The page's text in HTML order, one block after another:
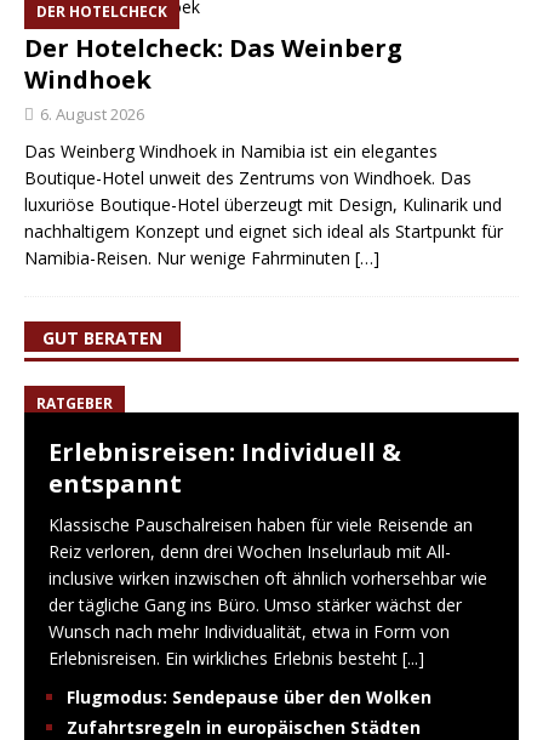
DER HOTELCHECK
Der Hotelcheck: Das Weinberg
Windhoek
6. August 2026
Das Weinberg Windhoek in Namibia ist ein elegantes
Boutique-Hotel unweit des Zentrums von Windhoek. Das
luxuriöse Boutique-Hotel überzeugt mit Design, Kulinarik und
nachhaltigem Konzept und eignet sich ideal als Startpunkt für
Namibia-Reisen. Nur wenige Fahrminuten […]
GUT BERATEN
RATGEBER
Erlebnisreisen: Individuell &
entspannt
Klassische Pauschalreisen haben für viele Reisende an
Reiz verloren, denn drei Wochen Inselurlaub mit All-
inclusive wirken inzwischen oft ähnlich vorhersehbar wie
der tägliche Gang ins Büro. Umso stärker wächst der
Wunsch nach mehr Individualität, etwa in Form von
Erlebnisreisen. Ein wirkliches Erlebnis besteht [...]
Flugmodus: Sendepause über den Wolken
Zufahrtsregeln in europäischen Städten